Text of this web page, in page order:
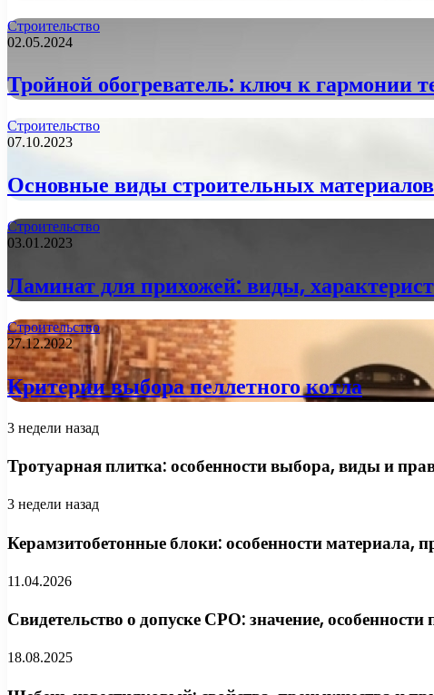
Строительство
02.05.2024
Тройной обогреватель: ключ к гармонии
Строительство
07.10.2023
Основные виды строительных материалов
Строительство
03.01.2023
Ламинат для прихожей: виды,
Строительство
27.12.2022
Критерии выбора пеллетного котла
3 недели назад
Тротуарная плитка: особенности выбора, виды и
3 недели назад
Керамзитобетонные блоки: особенности материала,
11.04.2026
Свидетельство о допуске СРО: значение, особенности
18.08.2025